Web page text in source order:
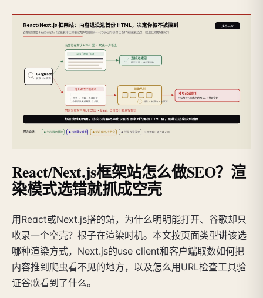
React/Next.js框架站怎么做SEO？渲
染模式选错就抓成空壳
用React或Next.js搭的站，为什么明明能打开、谷歌却只
收录一个空壳？根子在渲染时机。本文按页面类型讲该选
哪种渲染方式，Next.js的use client和客户端取数如何把
内容推到爬虫看不见的地方，以及怎么用URL检查工具验
证谷歌看到了什么。